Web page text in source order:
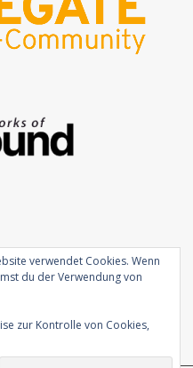
verwendet Cookies. Wenn
du der Verwendung von
zur Kontrolle von Cookies,